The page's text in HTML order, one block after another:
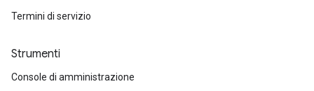
Termini di servizio
Strumenti
Console di amministrazione